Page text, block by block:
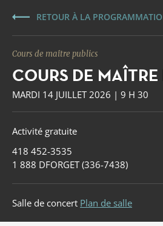
RETOUR À LA
Cours de maître publics
COURS DE
MARDI 14 JUILLET 2026 | 9 H 30
Activité gratuite
418 452-3535
1 888 DFORGET (336-7438)
Salle de concert Plan de salle